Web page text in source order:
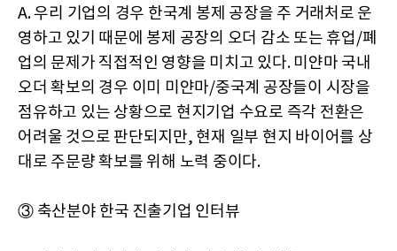
A. 우리 기업의 경우 한국계 봉제 공장을 주 거래처로 운
영하고 있기 때문에 봉제 공장의 오더 감소 또는 휴업/폐
업의 문제가 직접적인 영향을 미치고 있다. 미얀마 국내
오더 확보의 경우 이미 미얀마/중국계 공장들이 시장을
점유하고 있는 상황으로 현지기업 수요로 즉각 전환은
어려울 것으로 판단되지만, 현재 일부 현지 바이어를 상
대로 주문량 확보를 위해 노력 중이다.
③ 축산분야 한국 진출기업 인터뷰